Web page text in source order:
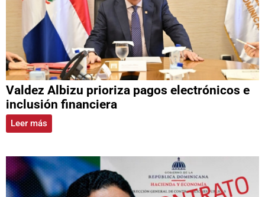
Valdez Albizu prioriza pagos electrónicos e
inclusión financiera
Leer más